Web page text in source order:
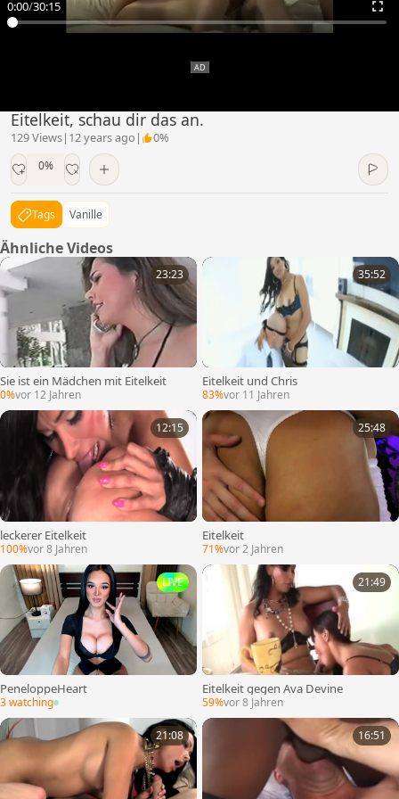
0:00/30:15
Eitelkeit, schau dir das an.
129 Views| 12 years ago | 0%
0%
Tags Vanille
Ähnliche Videos
23:23
Sie ist ein Mädchen mit Eitelkeit
0%vor 12 Jahren
35:52
Eitelkeit und Chris
83%vor 11 Jahren
12:15
leckerer Eitelkeit
100%vor 8 Jahren
25:48
Eitelkeit
71%vor 2 Jahren
LIVE
PeneloppeHeart
3 watching
21:49
Eitelkeit gegen Ava Devine
59%vor 8 Jahren
21:08 16:51